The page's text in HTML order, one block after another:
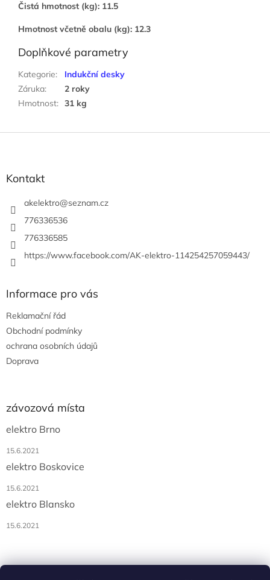
Čistá hmotnost (kg): 11.5
Hmotnost včetně obalu (kg): 12.3
Doplňkové parametry
Kategorie:
Indukční desky
Záruka:
2 roky
Hmotnost: 31 kg
Kontakt
akelektro@seznam.cz
776336536
776336585
https://www.facebook.com/AK-elektro-114254257059443/
Informace pro vás
Reklamační řád
Obchodní podmínky
ochrana osobních údajů
Doprava
závozová místa
elektro Brno
15.6.2021
elektro Boskovice
15.6.2021
elektro Blansko
15.6.2021